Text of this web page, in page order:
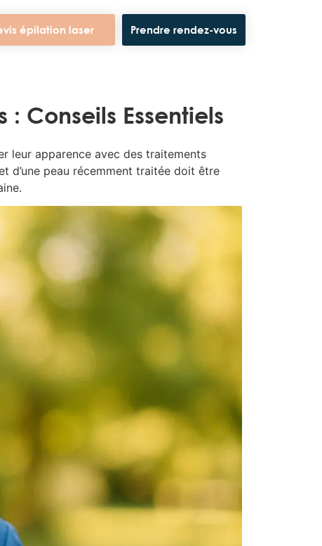
épilation laser Prendre rendez-vous
: Conseils Essentiels
leur apparence avec des traitements
d’une peau récemment traitée doit être